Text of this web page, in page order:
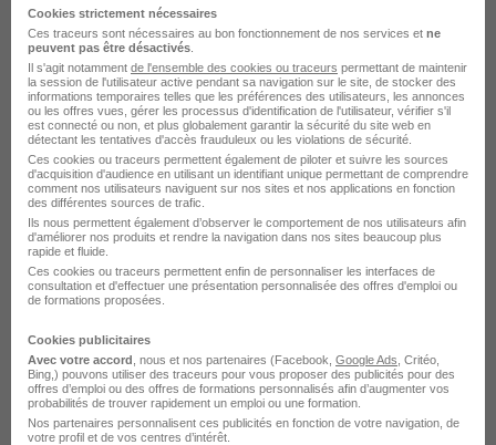
Educateur de Jeunes Enfants H/F
Vitalis Médical
Paris 4e - 75 Intérim 13 - 19 € / heure 28 jours
Voir l’offre
il y a 2 jours
Educateur de Jeunes Enfants H/F
Babilou Super recruteur
Paris 17e - 75 CDI 2 468 € / mois
Cookies strictement nécessaires
Ces traceurs sont nécessaires au bon fonctionnement de nos services et ne
peuvent pas être désactivés
Il s'agit notamment de l'ensemble des cookies ou traceurs permettant de maintenir
la session de l'utilisateur active pendant sa navigation sur le site, de stocker des
informations temporaires telles que les préférences des utilisateurs, les annonces
ou les offres vues, gérer les processus d'identification de l'utilisateur, vérifier s'il
est connecté ou non, et plus globalement garantir la sécurité du site web en
détectant les tentatives d'accès frauduleux ou les violations de sécurité.
Ces cookies ou traceurs permettent également de piloter et suivre les sources
d'acquisition d'audience en utilisant un identifiant unique permettant de comprendre
comment nos utilisateurs naviguent sur nos sites et nos applications en fonction
des différentes sources de trafic.
Ils nous permettent également d’observer le comportement de nos utilisateurs afin
d'améliorer nos produits et rendre la navigation dans nos sites beaucoup plus
rapide et fluide.
Ces cookies ou traceurs permettent enfin de personnaliser les interfaces de
consultation et d'effectuer une présentation personnalisée des offres d'emploi ou
de formations proposées.
Cookies publicitaires
Avec votre accord , nous et nos partenaires (Facebook, Google Ads , Critéo,
Bing,) pouvons utiliser des traceurs pour vous proposer des publicités pour des
offres d’emploi ou des offres de formations personnalisés afin d’augmenter vos
probabilités de trouver rapidement un emploi ou une formation.
Nos partenaires personnalisent ces publicités en fonction de votre navigation, de
votre profil et de vos centres d’intérêt.